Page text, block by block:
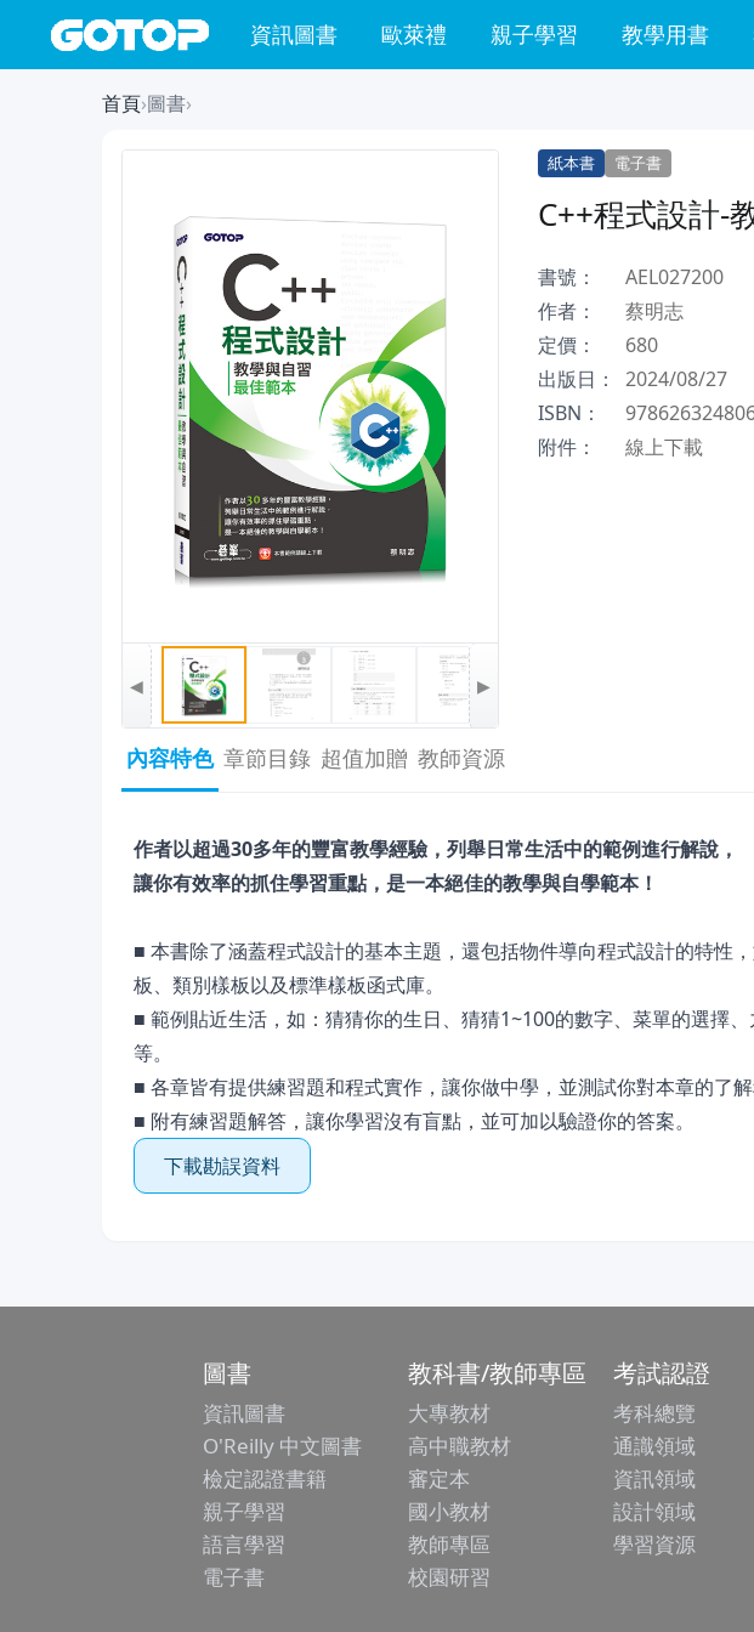
資訊圖書 歐萊禮 親子學習 教學用書
首頁›圖書›
◀ ▶
紙本書 電子書
C++程式設計-
書號：
AEL027200
作者：
蔡明志
定價：
680
出版日：
2024/08/27
ISBN：
附件：
線上下載
內容特色 章節目錄 超值加贈 教師資源
作者以超過30多年的豐富教學經驗，列舉日常生活中的範例進行解說，
讓你有效率的抓住學習重點，是一本絕佳的教學與自學範本！
■ 本書除了涵蓋程式設計的基本主題，還包括物件導向程式設計的特性
板、類別樣板以及標準樣板函式庫。
■ 範例貼近生活，如：猜猜你的生日、猜猜1~100的數字、菜單的選擇
等。
■ 各章皆有提供練習題和程式實作，讓你做中學，並測試你對本章的了解
■ 附有練習題解答，讓你學習沒有盲點，並可加以驗證你的答案。
下載勘誤資料
圖書
資訊圖書
O'Reilly 中文圖書
檢定認證書籍
親子學習
語言學習
電子書
教科書/教師專區
大專教材
高中職教材
審定本
國小教材
教師專區
校園研習
考試認證
考科總覽
通識領域
資訊領域
設計領域
學習資源